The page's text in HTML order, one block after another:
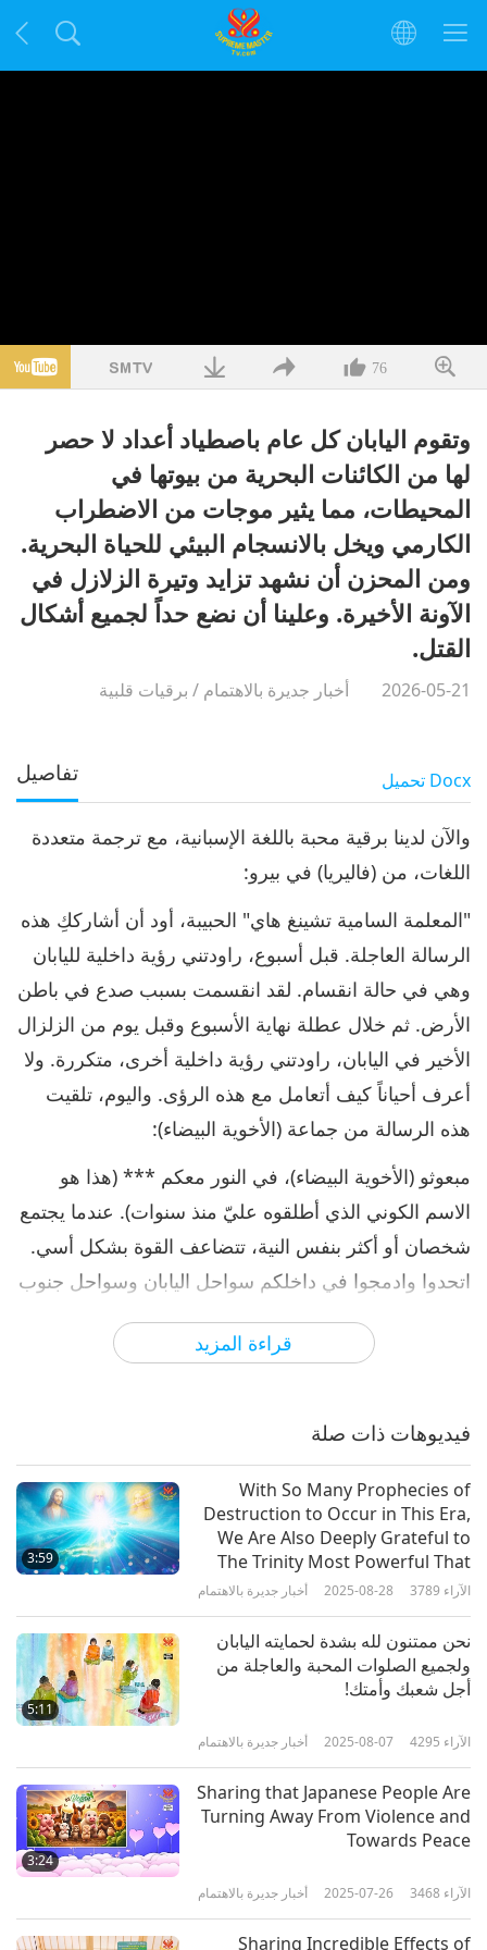
76
وتقوم اليابان كل عام باصطياد أعداد لا حصر
لها من الكائنات البحرية من بيوتها في
المحيطات، مما يثير موجات من الاضطراب
الكارمي ويخل بالانسجام البيئي للحياة البحرية.
ومن المحزن أن نشهد تزايد وتيرة الزلازل في
الآونة الأخيرة. وعلينا أن نضع حداً لجميع أشكال
القتل.
2026-05-21 أخبار جديرة بالاهتمام / برقيات قلبية
تفاصيل Docx
قراءة المزيد
والآن لدينا برقية محبة باللغة الإسبانية، مع ترجمة متعددة
اللغات، من (فاليريا) في بيرو:
"المعلمة السامية تشينغ هاي" الحبيبة، أود أن أشارككِ هذه
الرسالة العاجلة. قبل أسبوع، راودتني رؤية داخلية لليابان
وهي في حالة انقسام. لقد انقسمت بسبب صدع في باطن
الأرض. ثم خلال عطلة نهاية الأسبوع وقبل يوم من الزلزال
الأخير في اليابان، راودتني رؤية داخلية أخرى، متكررة. ولا
أعرف أحياناً كيف أتعامل مع هذه الرؤى. واليوم، تلقيت
هذه الرسالة من جماعة (الأخوية البيضاء):
مبعوثو (الأخوية البيضاء)، في النور معكم *** (هذا هو
الاسم الكوني الذي أطلقوه عليّ منذ سنوات). عندما يجتمع
شخصان أو أكثر بنفس النية، تتضاعف القوة بشكل أسي.
اتحدوا وادمجوا في داخلكم سواحل اليابان وسواحل جنوب
تشيلي. وأشعوا من مركز قلوبكم، النور البنفسجي الذي
ينزل من الأعلى، أنقى ما يكون، وألقوا به بطريقة مغلفة
شكل خيوط. وافعلوا الشيء نفسه بالنسبة لسواحل
التنبؤ به هناك. في عمل مشترك فوري. مبعوثو جماعة
(الأخوية البيضاء) (فاليريا) من بيرو
الأخت اللطيفة (فاليريا)، شكراً لكِ على نقل هذه الرسالة
العاجلة إلينا. والمعلمة تشارك قلقها الصادق:
"الأخت المتبصرة (فاليريا)، إن بعض الرؤى الداخلية هي
تحذيرات من كائنات حساسة أخرى. المجلس الأعلى
المسؤول على دراية دائمًا بـ ما يحدث في الكون ويستخدم
قوته لتعديل الأمور وفقًا لذلك. كما أن "قوة المعلمة"
ستساعد أيضًا بأقصى قدر ممكن. يمكنك القيام بمزيد من
تأمل "كوان ين"، فقد يساعد ذلك بشكل أكبر لأنه "كلمة"
الله، القوة الأسمى؛ أما شاكرا القلب فليست كذلك.
كل ما يحدث في أي مكان إنما يعود إلى تطهير الكارما.
فيديوهات ذات صلة
3:59
With So Many Prophecies of
Destruction to Occur in This Era,
We Are Also Deeply Grateful to
The Trinity Most Powerful That
Our World, in All Its Beauty, Still
in Its Entirety Amidst All Karmic
Turmoil
أخبار جديرة بالاهتمام 2025-08-28 3789 الآراء
5:11
نحن ممتنون لله بشدة لحمايته اليابان
ولجميع الصلوات المحبة والعاجلة من
أجل شعبك وأمتك!
أخبار جديرة بالاهتمام 2025-08-07 4295 الآراء
3:24
Sharing that Japanese People Are
Turning Away From Violence and
Towards Peace
أخبار جديرة بالاهتمام 2025-07-26 3468 الآراء
Sharing Incredible Effects of